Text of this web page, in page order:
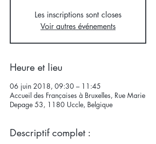
Les inscriptions sont closes
Voir autres événements
Heure et lieu
06 juin 2018, 09:30 – 11:45
Accueil des Françaises à Bruxelles, Rue Marie
Depage 53, 1180 Uccle, Belgique
Descriptif complet :